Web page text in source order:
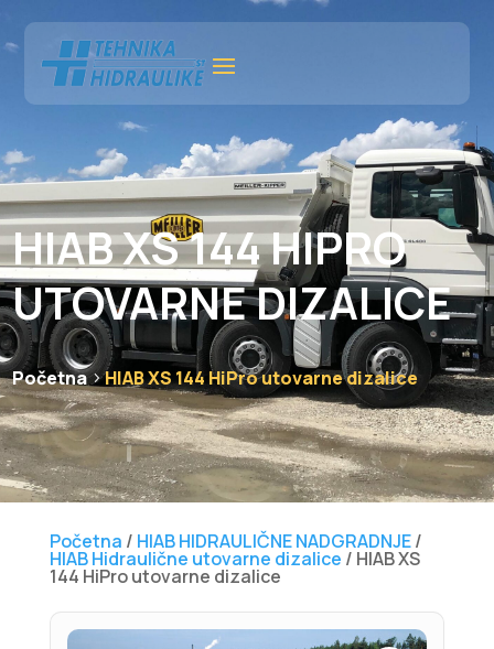
HIAB XS 144 HIPRO
UTOVARNE DIZALICE
Početna HIAB XS 144 HiPro utovarne dizalice
Početna / HIAB HIDRAULIČNE NADGRADNJE/
HIAB Hidraulične utovarne dizalice / HIAB XS
144 HiPro utovarne dizalice